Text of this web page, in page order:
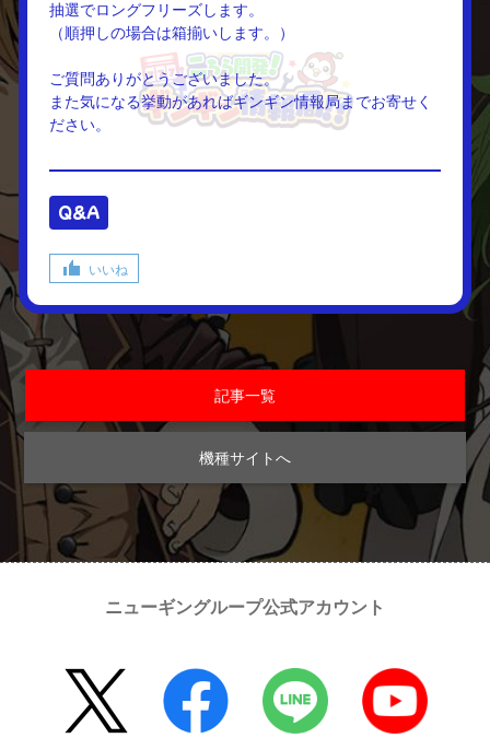
抽選でロングフリーズします。
（順押しの場合は箱揃いします。）
ご質問ありがとうございました。
また気になる挙動があればギンギン情報局までお寄せく
ださい。
Q&A
いいね
記事一覧
機種サイトへ
ニューギングループ公式アカウント